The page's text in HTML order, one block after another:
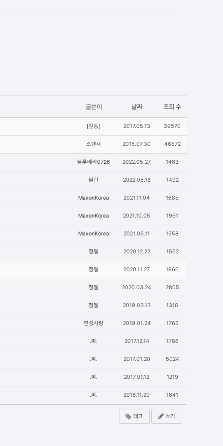
글쓴이 날짜 조회 수
[길동] 2017.05.13 39570
스펜서 2015.07.30 46572
블루베리0726 2022.05.27 1463
블란 2022.05.18 1492
MaxonKorea 2021.11.04 1685
MaxonKorea 2021.10.05 1951
MaxonKorea 2021.06.11 1558
정뒝 2020.12.22 1562
정뒝 2020.11.27 1966
정뒝 2020.03.24 2805
정뒝 2019.03.13 1316
연성사랑 2019.01.24 1765
.피. 2017.12.14 1786
.피. 2017.01.20 5024
.피. 2017.01.12 1219
.피. 2016.11.29 1641
태그 쓰기